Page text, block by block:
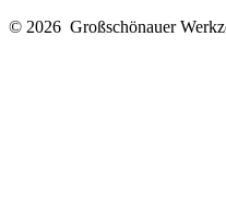
© 2026 Großschönauer